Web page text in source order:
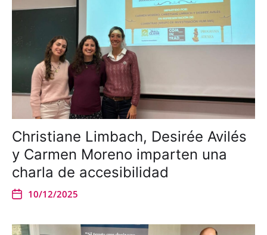
Christiane Limbach, Desirée Avilés
y Carmen Moreno imparten una
charla de accesibilidad
10/12/2025